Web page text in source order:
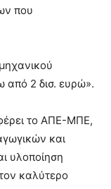
που
από 2 δισ. ευρώ».
το ΑΠΕ-ΜΠΕ,
και
υλοποίηση
καλύτερο